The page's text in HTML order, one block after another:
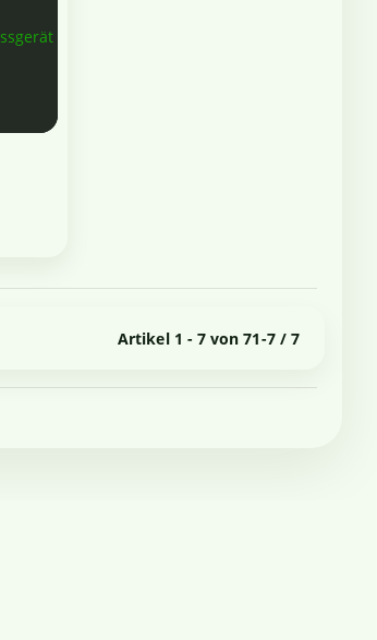
Artikel 1 - 7 von 71-7 / 7